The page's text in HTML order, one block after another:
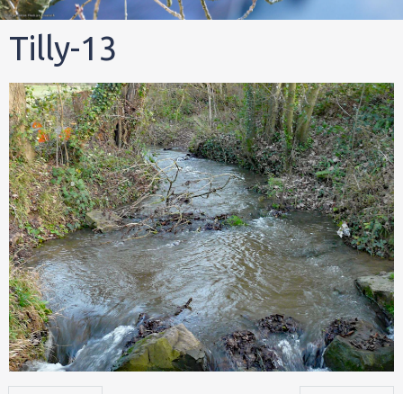
Tilly-13